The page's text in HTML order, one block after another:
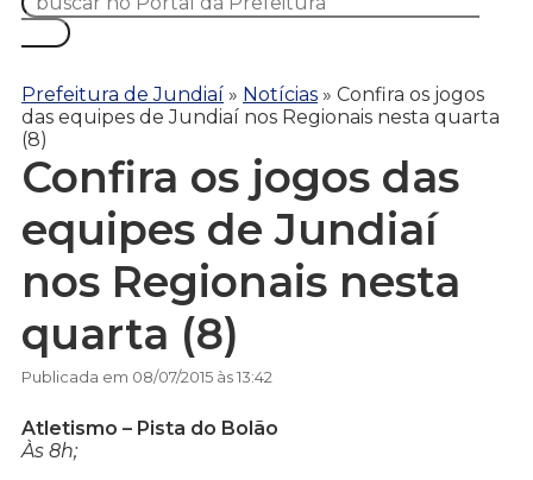
Prefeitura de Jundiaí » Notícias » Confira os jogos
das equipes de Jundiaí nos Regionais nesta quarta
(8)
Confira os jogos das
equipes de Jundiaí
nos Regionais nesta
quarta (8)
Publicada em 08/07/2015 às 13:42
Atletismo – Pista do Bolão
Às 8h;